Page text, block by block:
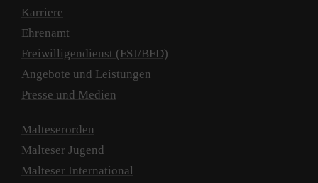
Karriere
Ehrenamt
Freiwilligendienst (FSJ/BFD)
Angebote und Leistungen
Presse und Medien
Malteserorden
Malteser Jugend
Malteser International